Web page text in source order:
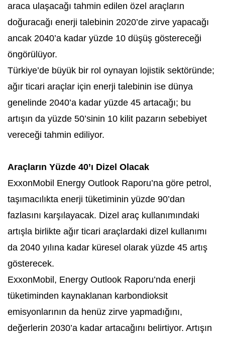
araca ulaşacağı tahmin edilen özel araçların
doğuracağı enerji talebinin 2020’de zirve yapacağı
ancak 2040’a kadar yüzde 10 düşüş göstereceği
öngörülüyor.
Türkiye’de büyük bir rol oynayan lojistik sektöründe;
ağır ticari araçlar için enerji talebinin ise dünya
genelinde 2040’a kadar yüzde 45 artacağı; bu
artışın da yüzde 50’sinin 10 kilit pazarın sebebiyet
vereceği tahmin ediliyor.
Araçların Yüzde 40’ı Dizel Olacak
ExxonMobil Energy Outlook Raporu’na göre petrol,
taşımacılıkta enerji tüketiminin yüzde 90’dan
fazlasını karşılayacak. Dizel araç kullanımındaki
artışla birlikte ağır ticari araçlardaki dizel kullanımı
da 2040 yılına kadar küresel olarak yüzde 45 artış
gösterecek.
ExxonMobil, Energy Outlook Raporu’nda enerji
tüketiminden kaynaklanan karbondioksit
emisyonlarının da henüz zirve yapmadığını,
değerlerin 2030’a kadar artacağını belirtiyor. Artışın